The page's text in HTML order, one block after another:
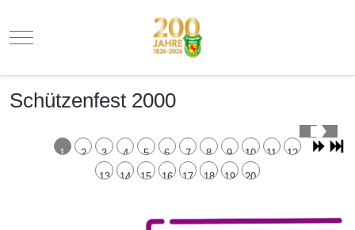
Mobile Menu Toggle
Schützenfest 2000
1 2 3 4 5 6 7 8 9 10 11 12
13 14 15 16 17 18 19 20